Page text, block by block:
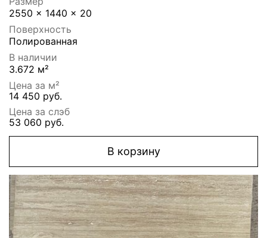
2550 x 1440 x 20
Поверхность
Полированная
В наличии
3.672 м²
Цена за м²
14 450 руб.
Цена за слэб
53 060 руб.
В корзину